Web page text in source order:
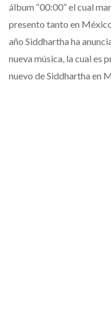
álbum “00:00” el cual
presento tanto en
año Siddhartha ha
nueva música, la cual es
nuevo de Siddhartha en